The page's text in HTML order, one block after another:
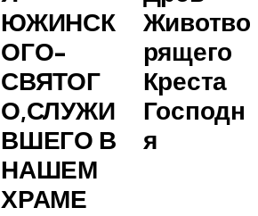
ЮЖИНСК
ОГО-
СВЯТОГ
О,СЛУЖИ
ВШЕГО В
НАШЕМ
ХРАМЕ
Животво
рящего
Креста
Господн
я